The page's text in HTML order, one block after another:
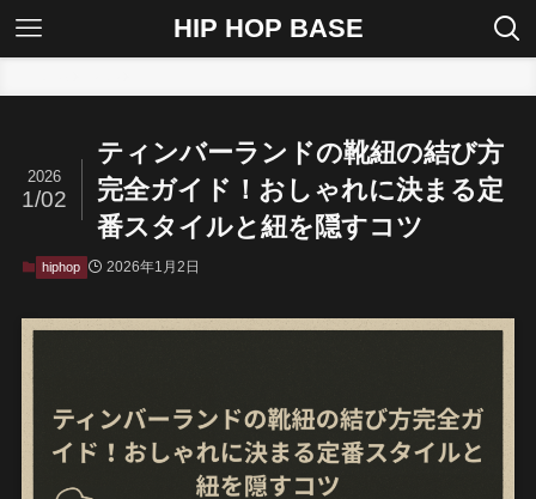
HIP HOP BASE
ティンバーランドの靴紐の結び方
完全ガイド！おしゃれに決まる定
番スタイルと紐を隠すコツ
2026
1/02
hiphop 2026年1月2日